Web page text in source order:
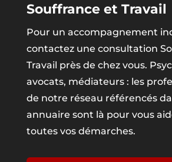
Souffrance et Travail
Pour un accompagnement
contactez une consultation
Travail près de chez vous.
avocats, médiateurs : les
de notre réseau référencés
annuaire sont là pour vous
toutes vos démarches.